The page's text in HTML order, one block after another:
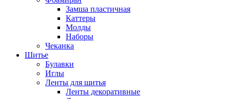
Замша пластичная
Каттеры
Молды
Наборы
Чеканка
Шитье
Булавки
Иглы
Ленты для шитья
Ленты декоративные